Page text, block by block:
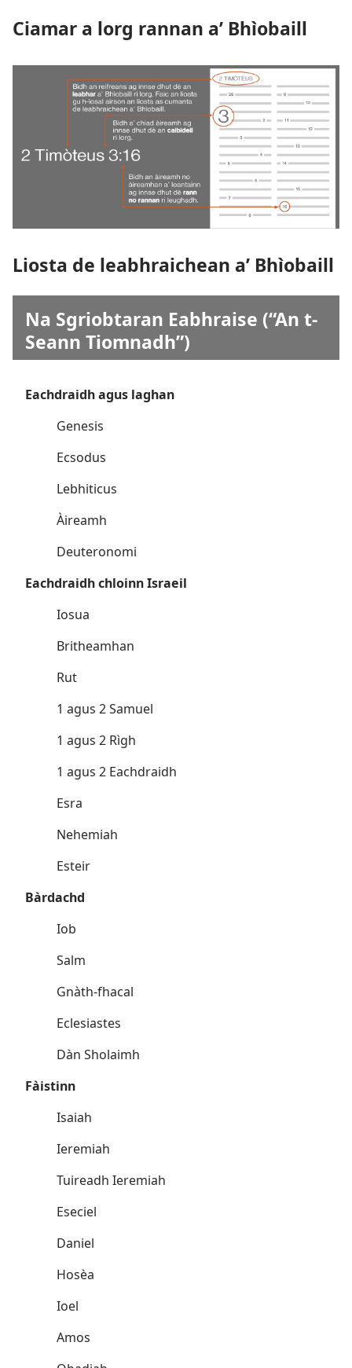
Ciamar a lorg rannan a’ Bhìobaill
Liosta de leabhraichean a’ Bhìobaill
Na Sgriobtaran Eabhraise (“An t-
Seann Tiomnadh”)
Eachdraidh agus laghan
Genesis
Ecsodus
Lebhiticus
Àireamh
Deuteronomi
Eachdraidh chloinn Israeil
Iosua
Britheamhan
Rut
1 agus 2 Samuel
1 agus 2 Rìgh
1 agus 2 Eachdraidh
Esra
Nehemiah
Esteir
Bàrdachd
Iob
Salm
Gnàth-fhacal
Eclesiastes
Dàn Sholaimh
Fàistinn
Isaiah
Ieremiah
Tuireadh Ieremiah
Eseciel
Daniel
Hosèa
Ioel
Amos